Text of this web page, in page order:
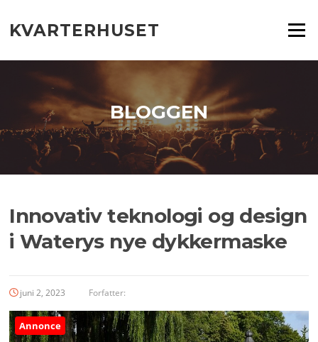
indhold
KVARTERHUSET Menu
BLOGGEN
Innovativ teknologi og design
i Waterys nye dykkermaske
juni 2, 2023 Forfatter:
Annonce